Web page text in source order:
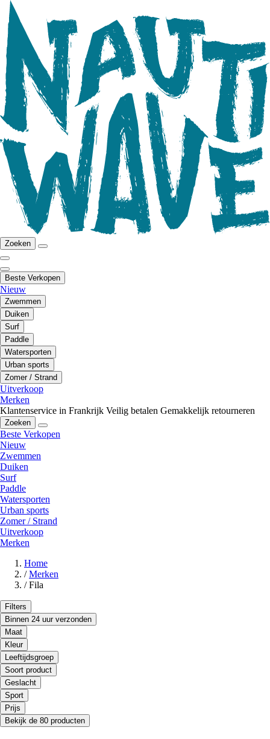
Zoeken
Beste Verkopen
Nieuw
Zwemmen
Duiken
Surf
Paddle
Watersporten
Urban sports
Zomer / Strand
Uitverkoop
Merken
Klantenservice in Frankrijk Veilig betalen Gemakkelijk retourneren
Zoeken
Beste Verkopen
Nieuw
Zwemmen
Duiken
Surf
Paddle
Watersporten
Urban sports
Zomer / Strand
Uitverkoop
Merken
Home
/ Merken
/ Fila
Filters
Binnen 24 uur verzonden
Maat
Kleur
Leeftijdsgroep
Soort product
Geslacht
Sport
Prijs
Bekijk de 80 producten